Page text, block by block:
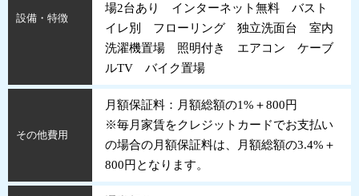
設備・特徴
場2台あり インターネット無料 バスト
イレ別 フローリング 独立洗面台 室内
洗濯機置場 照明付き エアコン ケーブ
ルTV バイク置場
その他費用
月額保証料：月額総額の1%＋800円
※毎月家賃をクレジットカードでお支払い
の場合の月額保証料は、月額総額の3.4%＋
800円となります。